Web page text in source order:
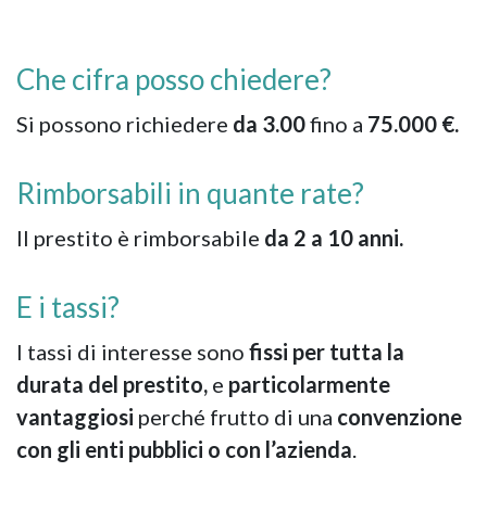
Che cifra posso chiedere?
Si possono richiedere da 3.00fino a 75.000 €.
Rimborsabili in quante rate?
Il prestito è rimborsabile da 2 a 10 anni.
E i tassi?
I tassi di interesse sono fissi per tutta la
durata del prestito, e particolarmente
vantaggiosi perché frutto di una convenzione
con gli enti pubblici o con l’azienda.